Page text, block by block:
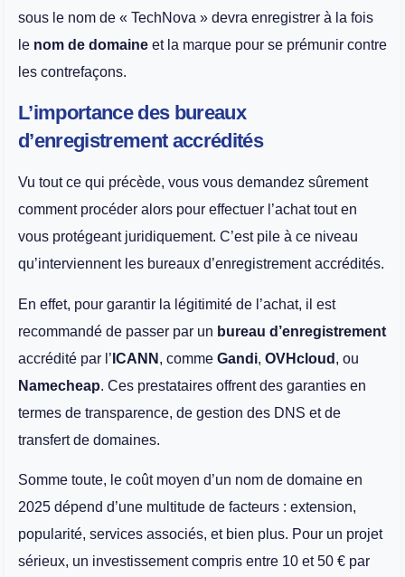
sous le nom de « TechNova » devra enregistrer à la fois
le nom de domaine et la marque pour se prémunir contre
les contrefaçons.
L’importance des bureaux
d’enregistrement accrédités
Vu tout ce qui précède, vous vous demandez sûrement
comment procéder alors pour effectuer l’achat tout en
vous protégeant juridiquement. C’est pile à ce niveau
qu’interviennent les bureaux d’enregistrement accrédités.
En effet, pour garantir la légitimité de l’achat, il est
recommandé de passer par un bureau d’enregistrement
accrédité par l’ ICANN , comme Gandi, OVHcloud , ou
Namecheap. Ces prestataires offrent des garanties en
termes de transparence, de gestion des DNS et de
transfert de domaines.
Somme toute, le coût moyen d’un nom de domaine en
2025 dépend d’une multitude de facteurs : extension,
popularité, services associés, et bien plus. Pour un projet
sérieux, un investissement compris entre 10 et 50 € par